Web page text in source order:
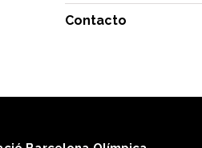
Contacto